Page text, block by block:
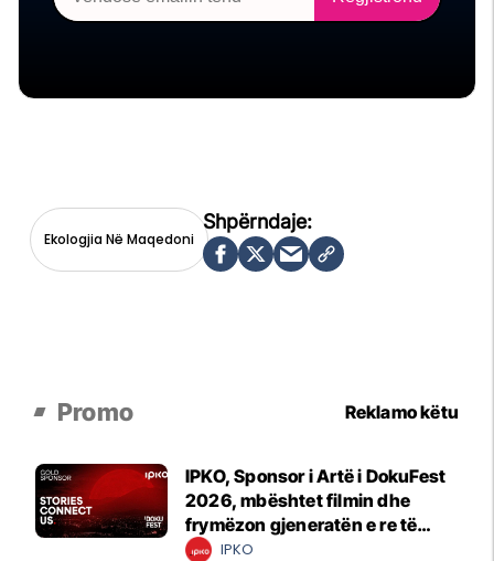
Ekologjia Në Maqedoni
Promo Reklamo këtu
IPKO, Sponsor i Artë i DokuFest
2026, mbështet filmin dhe
frymëzon gjeneratën e re të
krijuesve
IPKO